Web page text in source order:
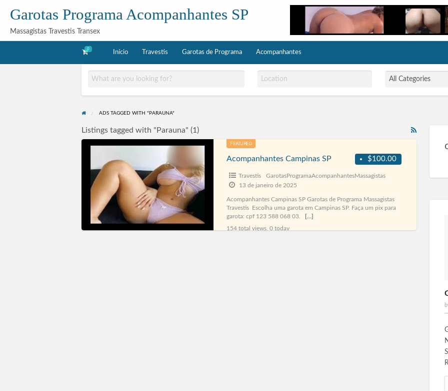
Acompanhantes
Garotas Programa Acompanhantes SP
Massagistas Travestis Transex
0
Início Travestis Garotas de Programa Acompanhantes
ADS TAGGED WITH "PARAUNA"
RSS
Listings tagged with "Parauna" (1)
Acompanhantes
FEATURED
$100.00
Acompanhantes Campinas SP
Travestis
GarotasProgramaAcompanhantesMassagistas
13 de janeiro de 2025
Acompanhantes Campinas SP Garotas de Programa Massagistas
Travestis Escolha uma garota em Campinas SP. Faça um pix para
garota: cpf 123 588 068 03.
[…]
154 total views, 0 today